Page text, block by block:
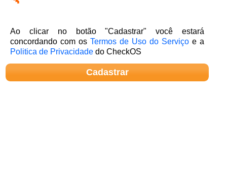
Ao clicar no botão "Cadastrar" você estará
concordando com osTermos de Uso do Serviço e a
Politica de Privacidade do CheckOS